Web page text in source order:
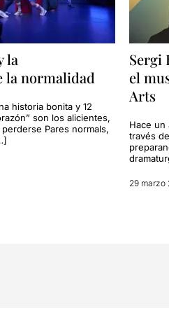
la
la normalidad
historia bonita y 12
son los alicientes,
Pares normals,
Sergi
el
Arts
Hace un
través
29 marzo